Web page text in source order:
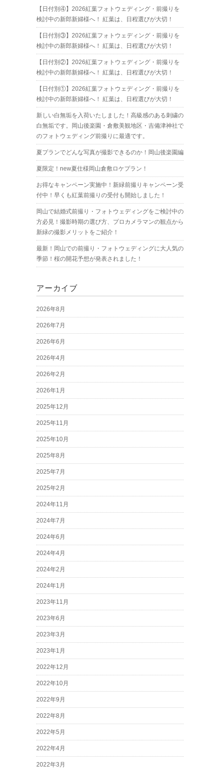
【日付別④】2026紅葉フォトウェディング・前撮りを
検討中の新郎新婦様へ！ 紅葉は、日程選びが大切！
【日付別③】2026紅葉フォトウェディング・前撮りを
検討中の新郎新婦様へ！ 紅葉は、日程選びが大切！
【日付別②】2026紅葉フォトウェディング・前撮りを
検討中の新郎新婦様へ！ 紅葉は、日程選びが大切！
【日付別①】2026紅葉フォトウェディング・前撮りを
検討中の新郎新婦様へ！ 紅葉は、日程選びが大切！
新しい白無垢を入荷いたしました！高級感のある刺繍の
白無垢です。岡山後楽園・倉敷美観地区・吉備津神社で
のフォトウェディング前撮りに最適です。
夏プランでどんな写真が撮影できるのか！岡山後楽園編
夏限定！new夏仕様岡山倉敷ロケプラン！
お得なキャンペーン実施中！新緑前撮りキャンペーン受
付中！早くも紅葉前撮りの受付も開始しました！
岡山で結婚式前撮り・フォトウェディングをご検討中の
方必見！撮影時期の選び方、プロカメラマンの観点から
新緑の撮影メリットをご紹介！
最新！岡山での前撮り・フォトウェディングに大人気の
季節！桜の開花予想が発表されました！
アーカイブ
2026年8月
2026年7月
2026年6月
2026年4月
2026年2月
2026年1月
2025年12月
2025年11月
2025年10月
2025年8月
2025年7月
2025年2月
2024年11月
2024年7月
2024年6月
2024年4月
2024年2月
2024年1月
2023年11月
2023年6月
2023年3月
2023年1月
2022年12月
2022年10月
2022年9月
2022年8月
2022年5月
2022年4月
2022年3月